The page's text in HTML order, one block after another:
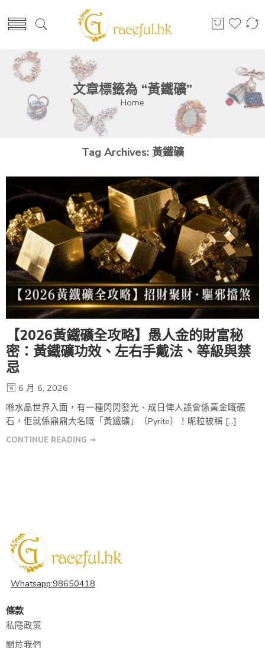
文章標籤為 “黃鐵礦”
Home
Tag Archives: 黃鐵礦
【2026黃鐵礦全攻略】愚人金的財富秘
密：黃鐵礦功效、左右手戴法、等級與禁
忌
6 月 6, 2026
喺水晶世界入面，有一種閃閃發光、成日俾人誤會係黃金嘅礦
石，佢就係鼎鼎大名嘅「黃鐵礦」（Pyrite）！呢粒被稱 […]
CONTINUE READING ➞
Whatsapp:98650418
條款
私隱政策
關於我們